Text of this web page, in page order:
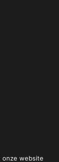
onze website